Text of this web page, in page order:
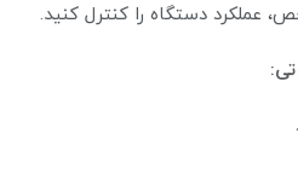
عملکرد دستگاه را کنترل کنید.